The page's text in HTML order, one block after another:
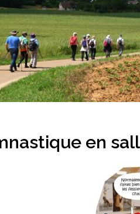
en